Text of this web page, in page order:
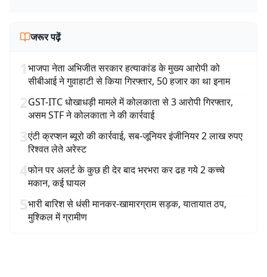
जरूर पढ़ें
1भाजपा नेता अभिजीत सरकार हत्याकांड के मुख्य आरोपी को
सीबीआई ने गुवाहाटी से किया गिरफ्तार, 50 हजार का था इनाम
2GST-ITC धोखाधड़ी मामले में कोलकाता से 3 आरोपी गिरफ्तार,
असम STF ने कोलकाता ने की कार्रवाई
3एंटी क्रप्शन ब्यूरो की कार्रवाई, सब-जूनियर इंजीनियर 2 लाख रुपए
रिश्वत लेते अरेस्ट
4फोन पर अलर्ट के कुछ ही देर बाद भरभरा कर ढह गये 2 कच्चे
मकान, कई घायल
5भारी बारिश से धंसी मानकर-खामारग्राम सड़क, यातायात ठप,
मुश्किल में ग्रामीण